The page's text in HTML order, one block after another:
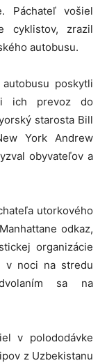
Páchateľ vošiel
cyklistov, zrazil
autobusu.
poskytli
ich prevoz do
starosta Bill
York Andrew
obyvateľov a
utorkového
odkaz,
organizácie
v noci na stredu
sa na
v polododávke
z Uzbekistanu